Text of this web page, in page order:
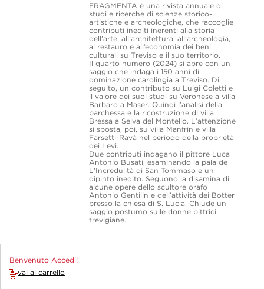
FRAGMENTA è una rivista annuale di
studi e ricerche di scienze storico-
artistiche e archeologiche, che raccoglie
contributi inediti inerenti alla storia
dell’arte, all’architettura, all’archeologia,
al restauro e all’economia dei beni
culturali su Treviso e il suo territorio.
Il quarto numero (2024) si apre con un
saggio che indaga i 150 anni di
dominazione carolingia a Treviso. Di
seguito, un contributo su Luigi Coletti e
il valore dei suoi studi su Veronese a villa
Barbaro a Maser. Quindi l’analisi della
barchessa e la ricostruzione di villa
Bressa a Selva del Montello. L’attenzione
si sposta, poi, su villa Manfrin e villa
Farsetti-Ravà nel periodo della proprietà
dei Levi.
Due contributi indagano il pittore Luca
Antonio Busati, esaminando la pala de
L’Incredulità di San Tommaso e un
dipinto inedito. Seguono la disamina di
alcune opere dello scultore orafo
Antonio Gentilin e dell’attività dei Botter
presso la chiesa di S. Lucia. Chiude un
saggio postumo sulle donne pittrici
trevigiane.
Benvenuto Accedi!
vai al carrello